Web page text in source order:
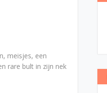
meisjes, een
rare bult in zijn nek